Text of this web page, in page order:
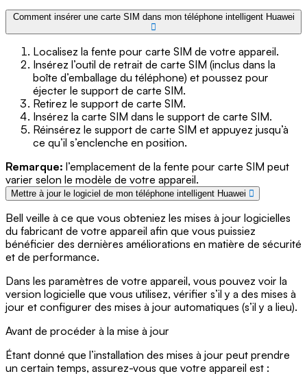
Comment insérer une carte SIM dans mon téléphone intelligent Huawei
Localisez la fente pour carte SIM de votre appareil.
Insérez l’outil de retrait de carte SIM (inclus dans la
boîte d’emballage du téléphone) et poussez pour
éjecter le support de carte SIM.
Retirez le support de carte SIM.
Insérez la carte SIM dans le support de carte SIM.
Réinsérez le support de carte SIM et appuyez jusqu’à
ce qu’il s’enclenche en position.
Remarque: l’emplacement de la fente pour carte SIM peut
varier selon le modèle de votre appareil.
Mettre à jour le logiciel de mon téléphone intelligent Huawei
Bell veille à ce que vous obteniez les mises à jour logicielles
du fabricant de votre appareil afin que vous puissiez
bénéficier des dernières améliorations en matière de sécurité
et de performance.
Dans les paramètres de votre appareil, vous pouvez voir la
version logicielle que vous utilisez, vérifier s’il y a des mises à
jour et configurer des mises à jour automatiques (s’il y a lieu).
Avant de procéder à la mise à jour
Étant donné que l’installation des mises à jour peut prendre
un certain temps, assurez-vous que votre appareil est :